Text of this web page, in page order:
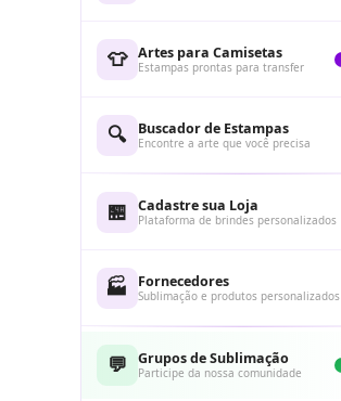
👕 Artes para Camisetas
Estampas prontas para transfer
🔍 Buscador de Estampas
Encontre a arte que você precisa
🏪 Cadastre sua Loja
Plataforma de brindes personalizados
🏭 Fornecedores
Sublimação e produtos personalizados
💬 Grupos de Sublimação
Participe da nossa comunidade